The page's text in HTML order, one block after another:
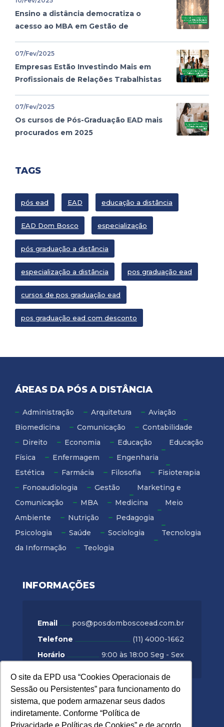
O site da EPD usa “Cookies Operacionais de
Sessão ou Persistentes” para funcionamento do
sistema, que podem armazenar seus dados
indiretamente. Conforme “Política de
Privacidade e Políticas de Cookies” e de acordo
O site da EPD usa “Cookies Operacionais de
Sessão ou Persistentes” para funcionamento do
sistema, que podem armazenar seus dados
indiretamente. Conforme “Política de
Privacidade e Políticas de Cookies” e de acordo
Ensino a distância democratiza o
acesso ao MBA em Gestão de
07/Fev/2025
Empresas Estão Investindo Mais em
Profissionais de Relações Trabalhistas
07/Fev/2025
Os cursos de Pós-Graduação EAD mais
procurados em 2025
TAGS
pós ead EAD educação a distância
EAD Dom Bosco especialização
pós graduação a distância
especialização a distância pos graduação ead
cursos de pos graduação ead
pos graduação ead com desconto
ÁREAS DA PÓS A DISTÂNCIA
Administração Arquitetura
Aviação
Biomedicina
Comunicação
Contabilidade
Direito
Economia Educação
Educação
Física
Enfermagem
Engenharia
Estética
Farmácia Filosofia
Fisioterapia
Fonoaudiologia
Gestão
Marketing e
Comunicação
MBA Medicina
Meio
Ambiente
Nutrição
Pedagogia
Psicologia
Saúde Sociologia
Tecnologia
da Informação
Teologia
INFORMAÇÕES
Email
pos@posdomboscoead.com.br
Telefone
(11) 4000-1662
Horário
9:00 às 18:00 Seg - Sex
POLÍTICAS DE PRIVACIDADE
Política de Privacidade